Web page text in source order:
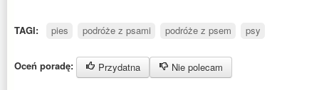
TAGI: pies podróże z psami podróże z psem psy
Oceń poradę: Przydatna Nie polecam